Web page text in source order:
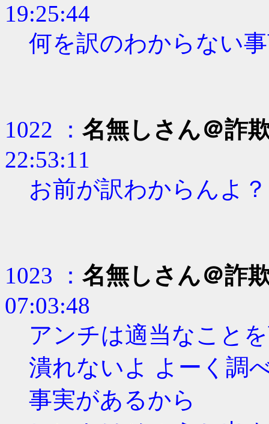
19:25:44
何を訳のわからない
1022 ： 名無しさん＠詐
22:53:11
お前が訳わからんよ？
1023 ： 名無しさん＠詐
07:03:48
アンチは適当なこと
潰れないよ よーく調
事実があるから